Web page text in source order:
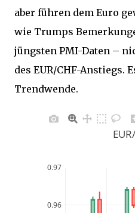
aber führen dem Euro
wie Trumps
jüngsten PMI-Daten –
des EUR/CHF-Anstiegs.
Trendwende.
0.96
0.97